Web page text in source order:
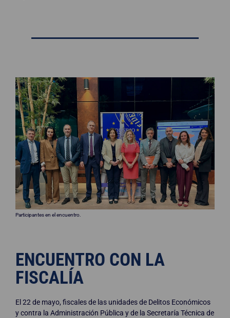
Participantes en el encuentro.
ENCUENTRO CON LA
FISCALÍA
El 22 de mayo, fiscales de las unidades de Delitos Económicos
y contra la Administración Pública y de la Secretaría Técnica de